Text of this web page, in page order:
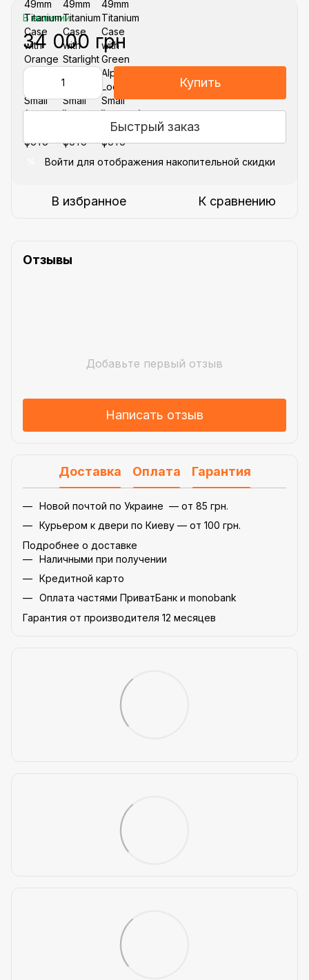
В наличии
34 000 грн
Купить
Быстрый заказ
Войти для отображения накопительной скидки
В избранное К сравнению
Отзывы
Добавьте первый отзыв
Написать отзыв
Доставка Оплата Гарантия
Новой почтой по Украине — от 85 грн.
Курьером к двери по Киеву — от 100 грн.
Подробнее о доставке
Наличными при получении
Кредитной карто
Оплата частями ПриватБанк и monobank
Гарантия от производителя 12 месяцев